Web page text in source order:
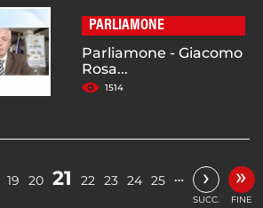
PARLIAMONE
Parliamone - Giacomo
Rosa...
1514
19 20 21 22 23 24 25 … ›
SUCC.
»
FINE